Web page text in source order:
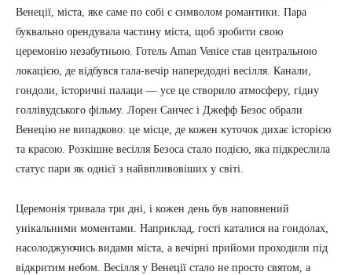
Венеції, міста, яке саме по собі є символом романтики. Пара
буквально орендувала частину міста, щоб зробити свою
церемонію незабутньою. Готель Aman Venice став центральною
локацією, де відбувся гала-вечір напередодні весілля. Канали,
гондоли, історичні палаци — усе це створило атмосферу, гідну
голлівудського фільму. Лорен Санчес і Джефф Безос обрали
Венецію не випадково: це місце, де кожен куточок дихає історією
та красою. Розкішне весілля Безоса стало подією, яка підкреслила
статус пари як однієї з найвпливовіших у світі.
Церемонія тривала три дні, і кожен день був наповнений
унікальними моментами. Наприклад, гості каталися на гондолах,
насолоджуючись видами міста, а вечірні прийоми проходили під
відкритим небом. Весілля у Венеції стало не просто святом, а